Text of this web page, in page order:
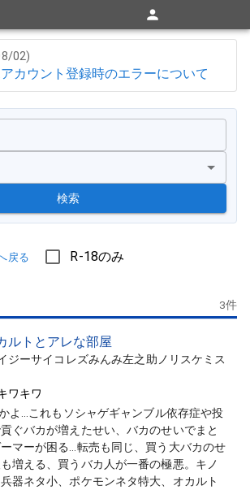
02)
アカウント登録時のエラーについて
検索
戻る R-18のみ
3件
ルトとアレな部屋
ジーサイコレズみんみ左之助ノリスケミス
ワキワ
よ…これもソシャゲギャンブル依存症や投
ぐバカが増えたせい、バカのせいでまと
マーが困る…転売も同じ、買う大バカのせ
増える、買うバカ人が一番の極悪。キノ
器ネタ小、ポケモンネタ特大、オカルト